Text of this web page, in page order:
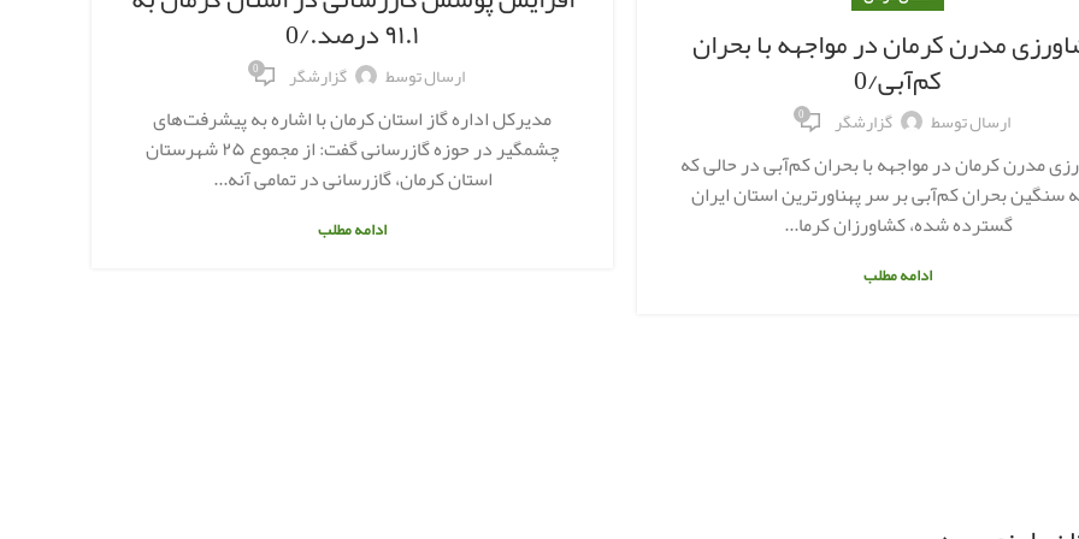
مدرن کرمان در مواجهه با بحران
کم‌آبی/0
ارسال توسط گزارشگر 0
مدرن کرمان در مواجهه با بحران کم‌آبی در حالی که
سنگین بحران کم‌آبی بر سر پهناورترین استان ایران
گسترده شده، کشاورزان کرما...
ادامه مطلب
۹۱.۱ درصد./0
ارسال توسط گزارشگر 0
مدیرکل اداره گاز استان کرمان با اشاره به پیشرفت‌های
چشمگیر در حوزه گازرسانی گفت: از مجموع ۲۵ شهرستان
استان کرمان، گازرسانی در تمامی آنه...
ادامه مطلب